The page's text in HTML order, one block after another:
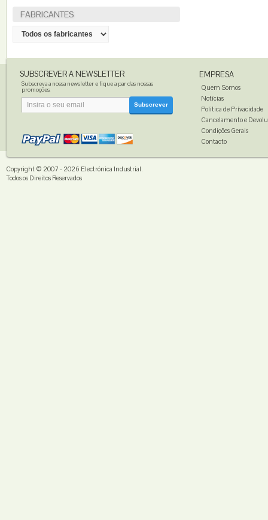
FABRICANTES
SUBSCREVER A NEWSLETTER
Subscreva a nossa newsletter e fique a par das nossas
promoções.
Subscrever
EMPRESA
Quem Somos
Notícias
Politica de Prívacidade
Cancelamento e
Condições Gerais
Contacto
Copyright © 2007 - 2026 Electrónica Industrial.
Todos os Direitos Reservados